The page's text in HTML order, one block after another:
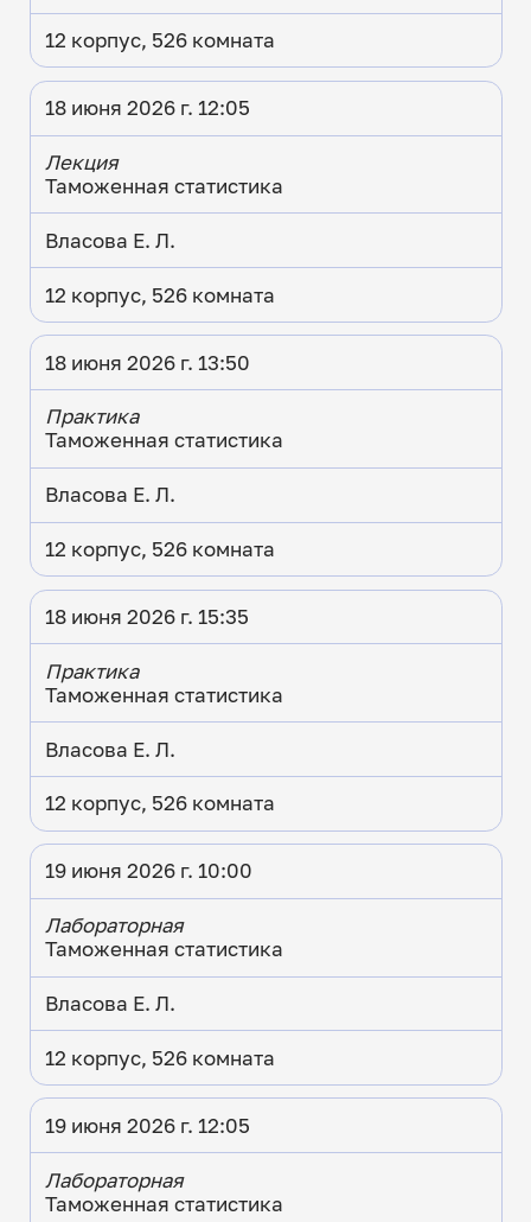
12 корпус, 526 комната
18 июня 2026 г. 12:05
Лекция
Таможенная статистика
Власова Е. Л.
12 корпус, 526 комната
18 июня 2026 г. 13:50
Практика
Таможенная статистика
Власова Е. Л.
12 корпус, 526 комната
18 июня 2026 г. 15:35
Практика
Таможенная статистика
Власова Е. Л.
12 корпус, 526 комната
19 июня 2026 г. 10:00
Лабораторная
Таможенная статистика
Власова Е. Л.
12 корпус, 526 комната
19 июня 2026 г. 12:05
Лабораторная
Таможенная статистика